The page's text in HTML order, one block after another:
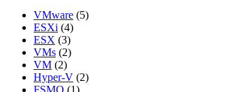
VMware (5)
ESXi (4)
ESX (3)
VMs (2)
VM (2)
Hyper-V (2)
FSMO (1)